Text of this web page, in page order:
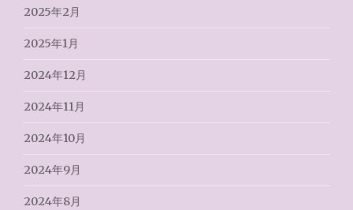
2025年2月
2025年1月
2024年12月
2024年11月
2024年10月
2024年9月
2024年8月